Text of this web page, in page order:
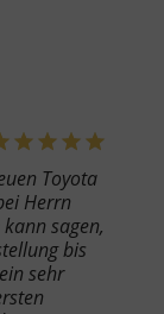
Toyota
Herrn
sagen,
bis
sehr